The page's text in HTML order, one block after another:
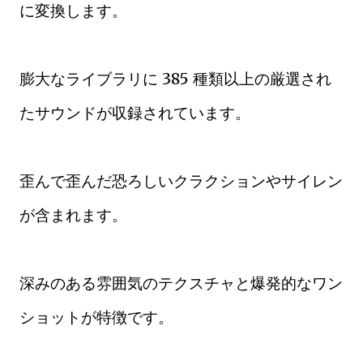
に変換します。
膨大なライブラリに 385 種類以上の厳選され
たサウンドが収録されています。
歪んで歪んだ恐ろしいクラクションやサイレン
が含まれます。
深みのある雰囲気のテクスチャと爆発的なワン
ショットが特徴です。